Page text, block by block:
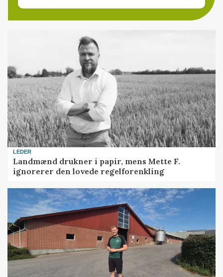
LEDER
Landmænd drukner i papir, mens Mette F.
ignorerer den lovede regelforenkling